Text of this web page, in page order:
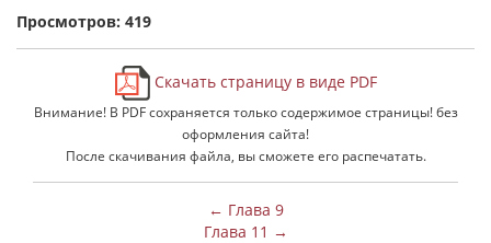
Просмотров: 419
Скачать страницу в виде PDF
Внимание! В PDF сохраняется только содержимое страницы! без
оформления сайта!
После скачивания файла, вы сможете его распечатать.
← Глава 9
Глава 11 →